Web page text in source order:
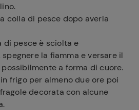
colla di pesce dopo averla
di pesce è sciolta e
la fiamma e versare il
a forma di cuore.
frigo per almeno due ore poi
decorata con alcune